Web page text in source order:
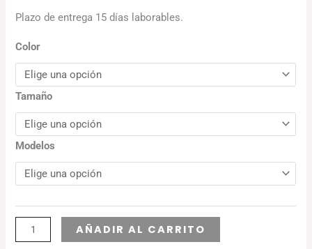
Plazo de entrega 15 días laborables.
Color
Tamaño
Modelos
AÑADIR AL CARRITO